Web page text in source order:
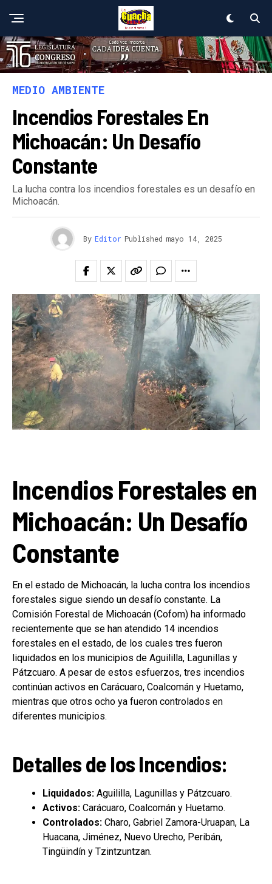
MEDIO AMBIENTE
Incendios Forestales En
Michoacán: Un Desafío
Constante
La lucha contra los incendios forestales es un desafío en
Michoacán.
By Editor Published mayo 14, 2025
Incendios Forestales en
Michoacán: Un Desafío
Constante
En el estado de Michoacán, la lucha contra los incendios
forestales sigue siendo un desafío constante. La
Comisión Forestal de Michoacán (Cofom) ha informado
recientemente que se han atendido 14 incendios
forestales en el estado, de los cuales tres fueron
liquidados en los municipios de Aguililla, Lagunillas y
Pátzcuaro. A pesar de estos esfuerzos, tres incendios
continúan activos en Carácuaro, Coalcomán y Huetamo,
mientras que otros ocho ya fueron controlados en
diferentes municipios.
Detalles de los Incendios:
Liquidados: Aguililla, Lagunillas y Pátzcuaro.
Activos: Carácuaro, Coalcomán y Huetamo.
Controlados: Charo, Gabriel Zamora-Uruapan, La
Huacana, Jiménez, Nuevo Urecho, Peribán,
Tingüindín y Tzintzuntzan.